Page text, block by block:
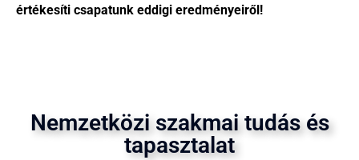
értékesíti csapatunk eddigi eredményeiről!
Nemzetközi szakmai tudás és
tapasztalat